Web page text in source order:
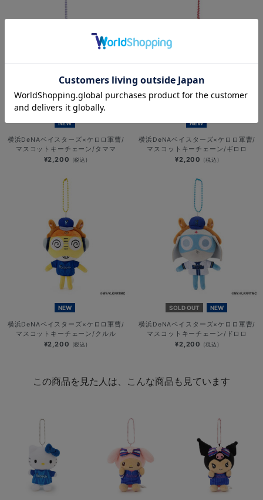
NEW
横浜DeNAベイスターズ×ケロロ軍曹/
マスコットキーチェーン/タママ
¥2,200 (税込)
NEW
横浜DeNAベイスターズ×ケロロ軍曹/
マスコットキーチェーン/ギロロ
¥2,200 (税込)
NEW
横浜DeNAベイスターズ×ケロロ軍曹/
マスコットキーチェーン/クルル
¥2,200 (税込)
SOLD OUT NEW
横浜DeNAベイスターズ×ケロロ軍曹/
マスコットキーチェーン/ドロロ
¥2,200 (税込)
この商品を見た人は、こんな商品も見ています